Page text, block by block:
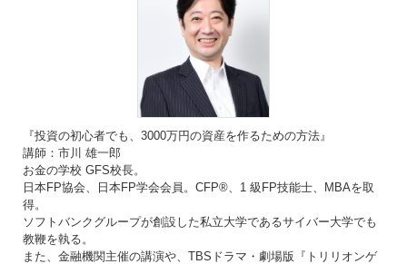
『投資の初心者でも、3000万円の資産を作るための方法』
講師：市川 雄一郎
お金の学校 GFS校長。
日本FP協会、日本FP学会会員。CFP®、1 級FP技能士、MBAを取
得。
ソフトバンクグループが創設した私立大学であるサイバー大学でも
教鞭を執る。
また、金融機関主催の講演や、TBSドラマ・劇場版『トリリオンゲ